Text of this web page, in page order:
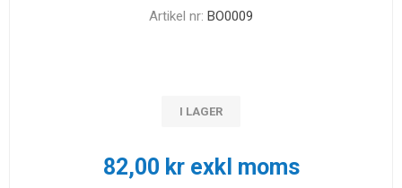
Artikel nr: BO0009
I LAGER
82,00 kr exkl moms